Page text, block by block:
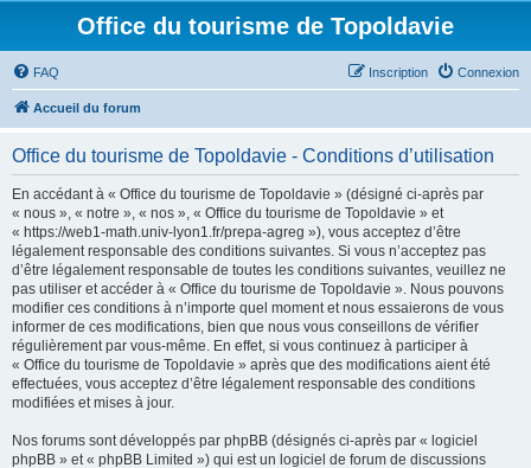
Office du tourisme de Topoldavie
FAQ Connexion
Inscription
Accueil du forum
Office du tourisme de Topoldavie - Conditions d’utilisation
En accédant à « Office du tourisme de Topoldavie » (désigné ci-après par
« nous », « notre », « nos », « Office du tourisme de Topoldavie » et
« https://web1-math.univ-lyon1.fr/prepa-agreg »), vous acceptez d’être
légalement responsable des conditions suivantes. Si vous n’acceptez pas
d’être légalement responsable de toutes les conditions suivantes, veuillez ne
pas utiliser et accéder à « Office du tourisme de Topoldavie ». Nous pouvons
modifier ces conditions à n’importe quel moment et nous essaierons de vous
informer de ces modifications, bien que nous vous conseillons de vérifier
régulièrement par vous-même. En effet, si vous continuez à participer à
« Office du tourisme de Topoldavie » après que des modifications aient été
effectuées, vous acceptez d’être légalement responsable des conditions
modifiées et mises à jour.
Nos forums sont développés par phpBB (désignés ci-après par « logiciel
phpBB » et « phpBB Limited ») qui est un logiciel de forum de discussions